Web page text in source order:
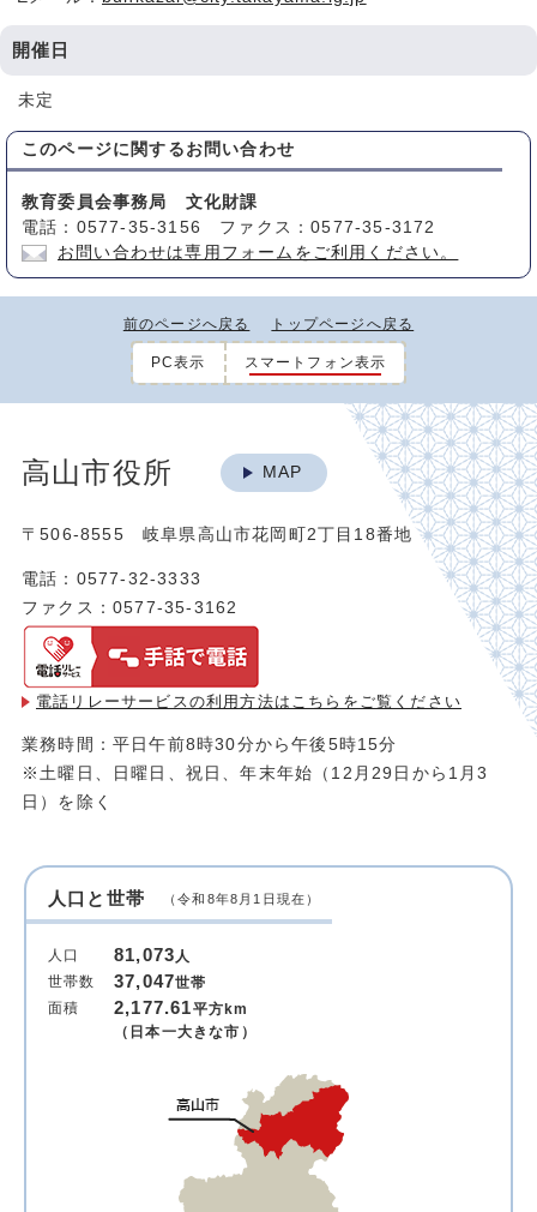
開催日
未定
このページに関する お問い合わせ
教育委員会事務局 文化財課
電話：0577-35-3156 ファクス：0577-35-3172
お問い合わせは専用フォームをご利用ください。
前のページへ戻る トップページへ戻る
PC表示 スマートフォン表示
高山市役所 MAP
〒506-8555 岐阜県高山市花岡町2丁目18番地
電話：0577-32-3333
ファクス：0577-35-3162
電話リレーサービスの利用方法は こちらをご覧ください
業務時間：平日午前8時30分から午後5時15分
※土曜日、日曜日、祝日、年末年始（12月29日から1月3
日）を除く
人口と世帯 （令和8年8月1日現在）
人口 81,073人
世帯数
37,047世帯
面積
2,177.61平方km
（日本一大きな市）